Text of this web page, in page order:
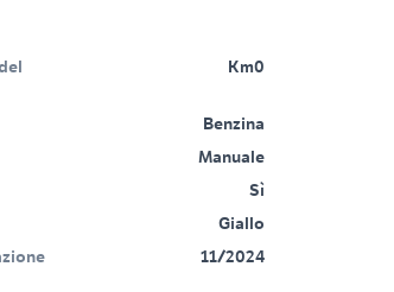
Km0
Benzina
Manuale
Sì
Giallo
11/2024